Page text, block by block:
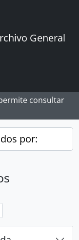
General
consultar
por: